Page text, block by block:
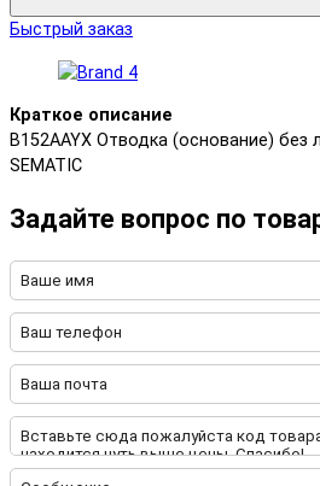
Быстрый заказ
Краткое описание
B152AAYX Отводка (основание)
SEMATIC
Задайте вопрос по